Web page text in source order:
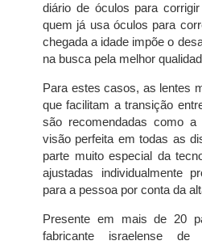
diário de óculos para
quem já usa óculos para
chegada a idade impõe o
na busca pela melhor
Para estes casos, as lentes
que facilitam a transição
são recomendadas como
visão perfeita em todas as
parte muito especial da
ajustadas individualmente
para a pessoa por conta da
Presente em mais de 20
fabricante israelense